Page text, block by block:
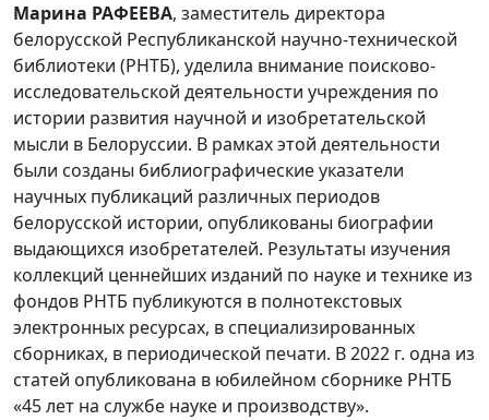
Марина РАФЕЕВА, заместитель директора
белорусской Республиканской научно-технической
библиотеки (РНТБ), уделила внимание поисково-
исследовательской деятельности учреждения по
истории развития научной и изобретательской
мысли в Белоруссии. В рамках этой деятельности
были созданы библиографические указатели
научных публикаций различных периодов
белорусской истории, опубликованы биографии
выдающихся изобретателей. Результаты изучения
коллекций ценнейших изданий по науке и технике из
фондов РНТБ публикуются в полнотекстовых
электронных ресурсах, в специализированных
сборниках, в периодической печати. В 2022 г. одна из
статей опубликована в юбилейном сборнике РНТБ
«45 лет на службе науке и производству».